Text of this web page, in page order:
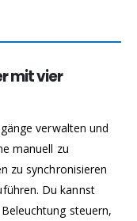
mit vier
verwalten und
manuell zu
zu synchronisieren
Du kannst
steuern,